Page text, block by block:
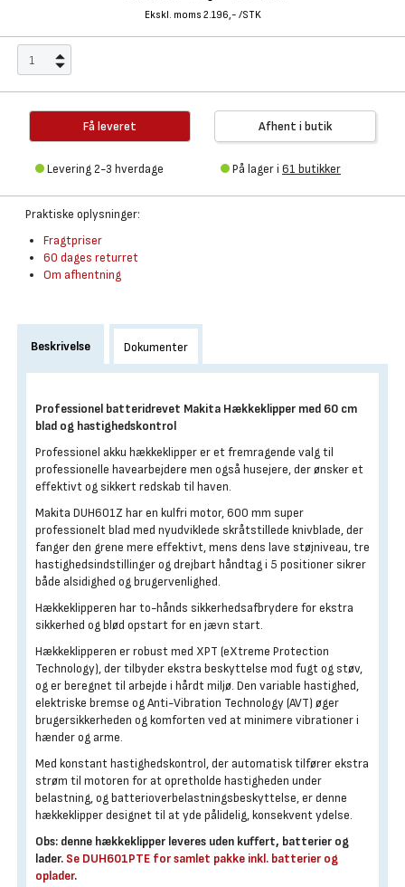
Ekskl. moms 2.196,- /STK
Få leveret
Levering 2-3 hverdage
Afhent i butik
På lager i 61 butikker
Praktiske oplysninger:
Fragtpriser
60 dages returret
Om afhentning
Beskrivelse Dokumenter
Professionel batteridrevet Makita Hækkeklipper med 60 cm
blad og hastighedskontrol
Professionel akku hækkeklipper er et fremragende valg til
professionelle havearbejdere men også husejere, der ønsker et
effektivt og sikkert redskab til haven.
Makita DUH601Z har en kulfri motor, 600 mm super
professionelt blad med nyudviklede skråtstillede knivblade, der
fanger den grene mere effektivt, mens dens lave støjniveau, tre
hastighedsindstillinger og drejbart håndtag i 5 positioner sikrer
både alsidighed og brugervenlighed.
Hækkeklipperen har to-hånds sikkerhedsafbrydere for ekstra
sikkerhed og blød opstart for en jævn start.
Hækkeklipperen er robust med XPT (eXtreme Protection
Technology), der tilbyder ekstra beskyttelse mod fugt og støv,
og er beregnet til arbejde i hårdt miljø. Den variable hastighed,
elektriske bremse og Anti-Vibration Technology (AVT) øger
brugersikkerheden og komforten ved at minimere vibrationer i
hænder og arme.
Med konstant hastighedskontrol, der automatisk tilfører ekstra
strøm til motoren for at opretholde hastigheden under
belastning, og batterioverbelastningsbeskyttelse, er denne
hækkeklipper designet til at yde pålidelig, konsekvent ydelse.
Obs: denne hækkeklipper leveres uden kuffert, batterier og
lader. Se DUH601PTE for samlet pakke inkl. batterier og
oplader.